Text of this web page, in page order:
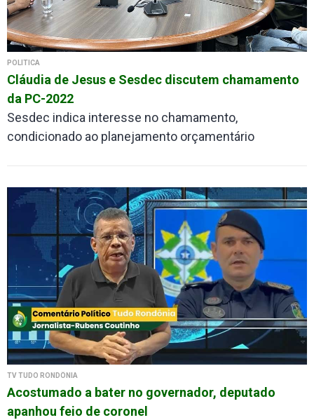
POLÍTICA
Cláudia de Jesus e Sesdec discutem chamamento
da PC-2022
Sesdec indica interesse no chamamento,
condicionado ao planejamento orçamentário
TV TUDO RONDÔNIA
Acostumado a bater no governador, deputado
apanhou feio de coronel